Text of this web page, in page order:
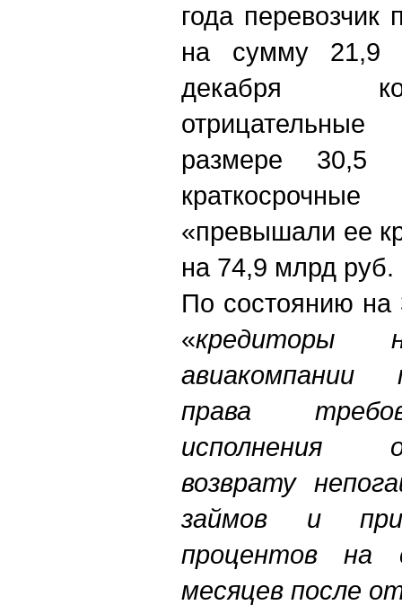
года перевозчик
на сумму 21,9
декабря
размере
«превышали ее
на 74,9 млрд руб.
По состоянию на
«кредиторы
права
исполнения
возврату
займов и
процентов на
месяцев после